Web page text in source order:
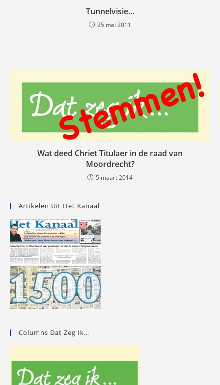
Tunnelvisie…
25 mei 2011
Wat deed Chriet Titulaer in de raad van
Moordrecht?
5 maart 2014
Artikelen Uit Het Kanaal
Columns Dat Zeg Ik…